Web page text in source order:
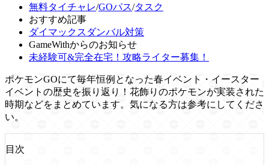
無料タイチャレ/GOパス/タスク
おすすめ記事
ダイマックスダンバル対策
GameWithからのお知らせ
未経験可&完全在宅！攻略ライター募集！
ポケモンGOにて毎年恒例となった春イベント・イースター
イベントの歴史を振り返り！花飾りのポケモンが実装された
時期などをまとめています。気になる方は参考にしてくださ
い。
目次